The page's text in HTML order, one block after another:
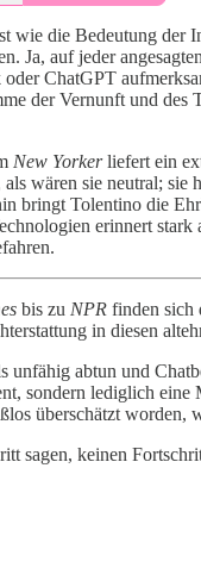
die Bedeutung der
Ja, auf jeder
ChatGPT
der Vernunft und
New Yorkerliefert ein
wären sie neutral;
bringt Tolentino die
erinnert
bis zu NPR finden sich
in diesen
abtun und
sondern lediglich
überschätzt worden,
sagen, keinen